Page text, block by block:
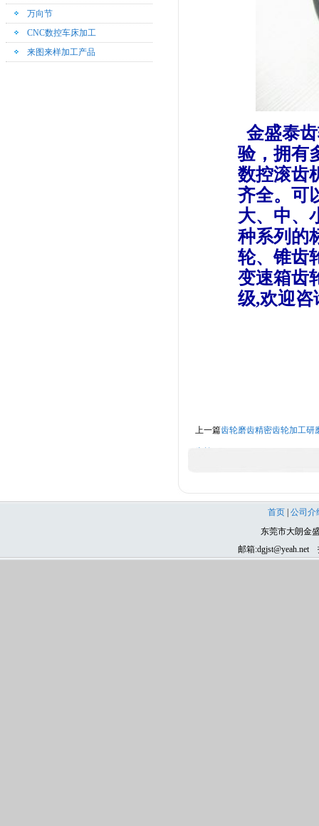
万向节
CNC数控车床加工
来图来样加工产品
金盛泰
验，拥有
数控滚齿
齐全。可
大、中、
种系列的
轮、锥齿
变速箱齿
级,欢迎咨
上一篇齿轮磨齿精密齿轮加工研
齿轮
首页 | 公司
东莞市大朗金
邮箱